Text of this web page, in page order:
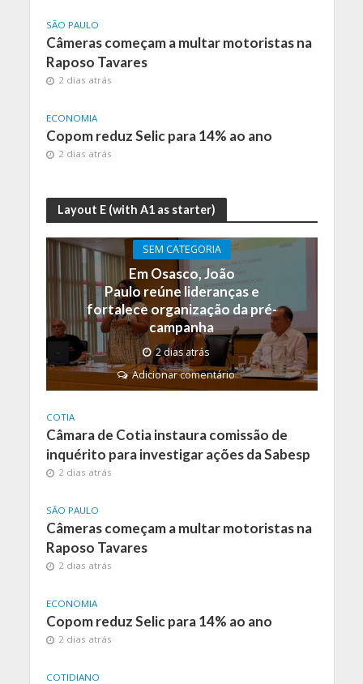
SÃO PAULO
Câmeras começam a multar motoristas na
Raposo Tavares
2 dias atrás
ECONOMIA
Copom reduz Selic para 14% ao ano
2 dias atrás
Layout E (with A1 as starter)
SEM CATEGORIA
Em Osasco, João
Paulo reúne lideranças e
fortalece organização da pré-
campanha
2 dias atrás
Adicionar comentário
COTIA
Câmara de Cotia instaura comissão de
inquérito para investigar ações da Sabesp
2 dias atrás
SÃO PAULO
Câmeras começam a multar motoristas na
Raposo Tavares
2 dias atrás
ECONOMIA
Copom reduz Selic para 14% ao ano
2 dias atrás
COTIDIANO